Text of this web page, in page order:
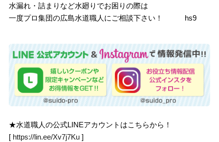
水漏れ・詰まりなど水廻りでお困りの際は
一度プロ集団の広島水道職人にご相談下さい！ hs9
★水道職人の公式LINEアカウントはこちらから！
[ https://lin.ee/Xv7j7Ku ]